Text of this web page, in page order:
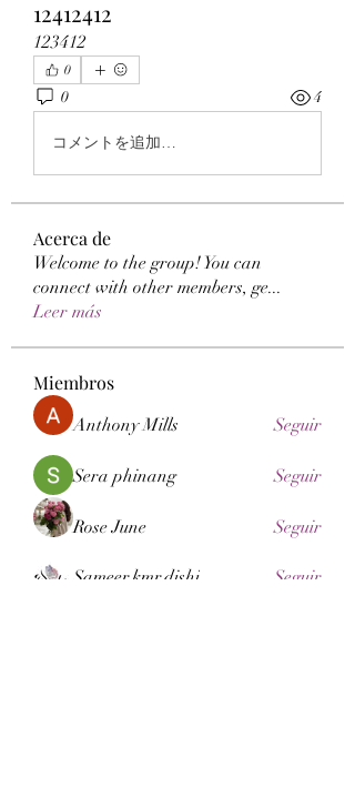
12412412
123412
0
0 4
コメントを追加…
Acerca de
Welcome to the group! You can
connect with other members, ge...
Leer más
Miembros
Anthony Mills Seguir
Sera phinang Seguir
Rose June Seguir
Sameer.kmr.dishi Seguir